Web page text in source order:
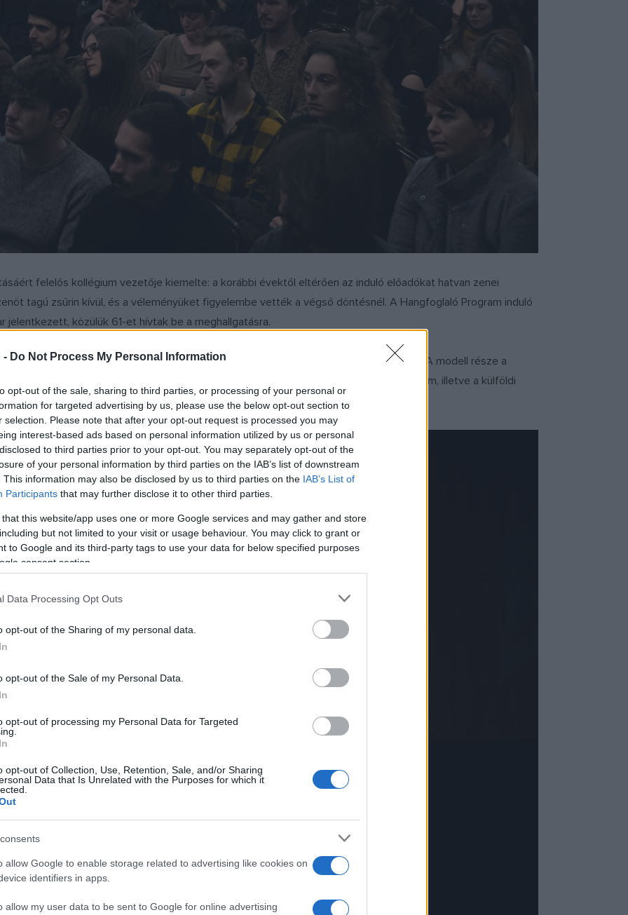
- Do Not Process My Personal Information
opt-out of the sale, sharing to third parties, or processing of your personal or
for targeted advertising by us, please use the below opt-out section to
selection. Please note that after your opt-out request is processed you may
interest-based ads based on personal information utilized by us or personal
to third parties prior to your opt-out. You may separately opt-out of the
of your personal information by third parties on the IAB’s list of downstream
This information may also be disclosed by us to third parties on the IAB’s List of
Participants that may further disclose it to other third parties.
that this website/app uses one or more Google services and may gather and store
but not limited to your visit or usage behaviour. You may click to grant or
to Google and its third-party tags to use your data for below specified purposes
consent section.
Data Processing Opt Outs
opt-out of the Sharing of my personal data.
opt-out of the Sale of my Personal Data.
opt-out of processing my Personal Data for Targeted
opt-out of Collection, Use, Retention, Sale, and/or Sharing
Data that Is Unrelated with the Purposes for which it
allow Google to enable storage related to advertising like cookies on
identifiers in apps.
allow my user data to be sent to Google for online advertising
felelős kollégium vezetője kiemelte: a korábbi évektől eltérően az induló előadókat hatvan zenei
tagú zsűrin kívül, és a véleményüket figyelembe vették a végső döntésnél. A Hangfoglaló Program induló
jelentkezett, közülük 61-et hívtak be a meghallgatásra.
Hangfoglaló Program egyfajta könnyűzenei életpálya-modellt kínál a pályázataival. A modell része a
tehetségkutató, az induló előadói támogatás, az előzenekari, a klubtámogatási alprogram, illetve a külföldi